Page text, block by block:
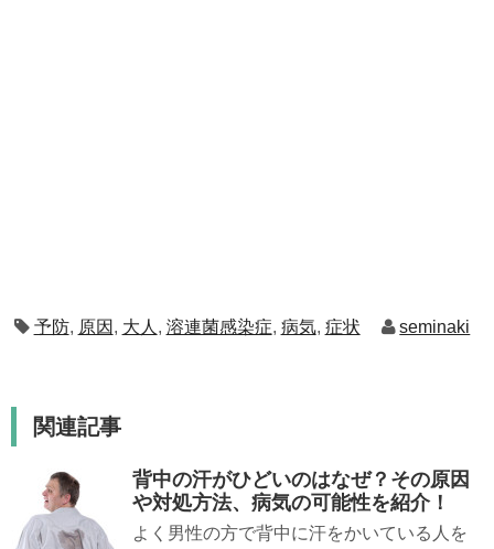
予防, 原因 , 大人 , 溶連菌感染症, 病気, 症状 seminaki
関連記事
背中の汗がひどいのはなぜ？その原因
や対処方法、病気の可能性を紹介！
よく男性の方で背中に汗をかいている人を